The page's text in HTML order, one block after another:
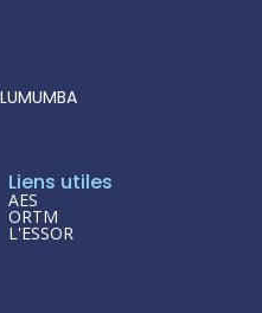
Liens utiles
AES
ORTM
L'ESSOR